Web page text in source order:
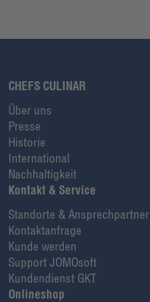
CHEFS CULINAR
Über uns
Presse
Historie
International
Nachhaltigkeit
Kontakt & Service
Standorte & Ansprechpartner
Kontaktanfrage
Kunde werden
Support JOMOsoft
Kundendienst GKT
Onlineshop